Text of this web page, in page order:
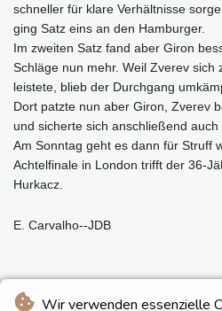
Wir verwenden essenzielle
schneller für klare Verhältnisse
ging Satz eins an den Hamburger.
Im zweiten Satz fand aber Giron
Schläge nun mehr. Weil Zverev sich
leistete, blieb der Durchgang
Dort patzte nun aber Giron, Zverev
und sicherte sich anschließend auch
Am Sonntag geht es dann für Struff
Achtelfinale in London trifft der 36-
Hurkacz.
E. Carvalho--JDB